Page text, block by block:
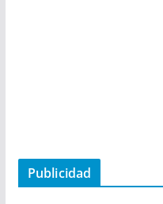
Publicidad